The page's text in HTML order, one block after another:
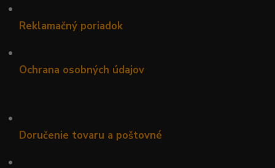
•
Reklamačný poriadok
•
Ochrana osobných údajov
•
Doručenie tovaru a poštovné
•